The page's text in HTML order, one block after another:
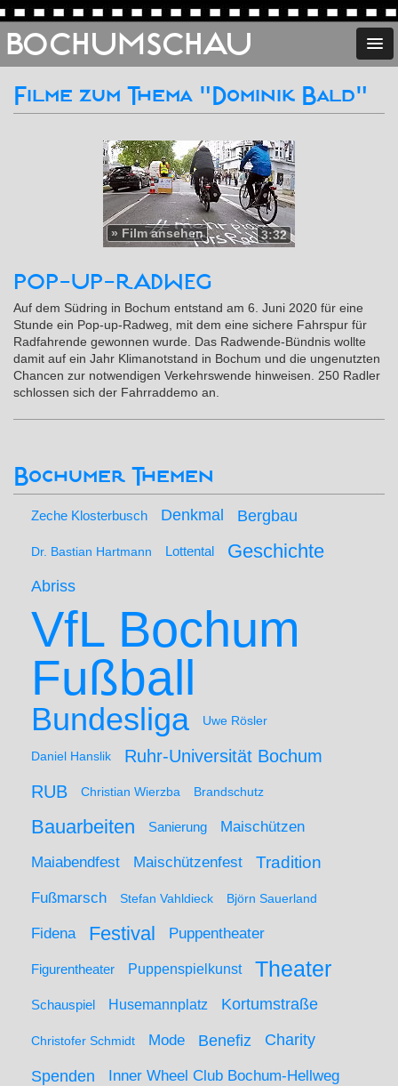
BOCHUMSCHAU
Filme zum Thema "Dominik Bald"
3:32
» Film ansehen
POP-UP-RAD­WEG
Auf dem Südring in Bochum entstand am 6. Juni 2020 für eine
Stunde ein Pop-up-Radweg, mit dem eine sichere Fahrspur für
Radfahrende gewonnen wurde. Das Radwende-Bündnis wollte
damit auf ein Jahr Klimanotstand in Bochum und die ungenutzten
Chancen zur notwendigen Verkehrswende hinweisen. 250 Radler
schlossen sich der Fahrraddemo an.
Bochumer Themen
Zeche Klosterbusch Denkmal Bergbau
Dr. Bastian Hartmann Lottental Geschichte
Abriss
VfL Bochum
Fußball
Bundesliga Uwe Rösler
Daniel Hanslik
Ruhr-Universität Bochum
RUB
Christian Wierzba Brandschutz
Bauarbeiten Sanierung
Maischützen
Maiabendfest
Maischützenfest Tradition
Fußmarsch Stefan Vahldieck Björn Sauerland
Fidena Festival Puppentheater
Figurentheater Puppenspielkunst Theater
Schauspiel Husemannplatz Kortumstraße
Christofer Schmidt Mode Benefiz Charity
Spenden Inner Wheel Club Bochum-Hellweg